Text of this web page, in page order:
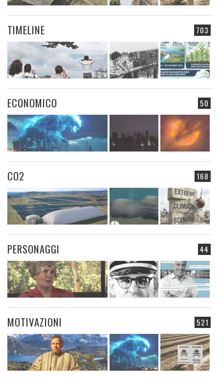
703
TIMELINE
50
ECONOMICO
168
CO2
44
PERSONAGGI
521
MOTIVAZIONI